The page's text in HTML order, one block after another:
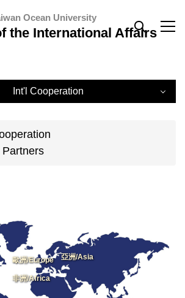
Ocean University
the International Affairs
Int'l Cooperation
亞洲/Asia
歐洲/Europe
非洲/Africa